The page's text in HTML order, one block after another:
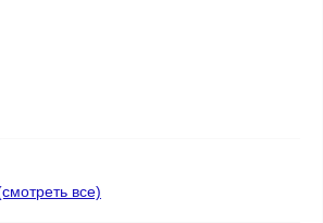
все)